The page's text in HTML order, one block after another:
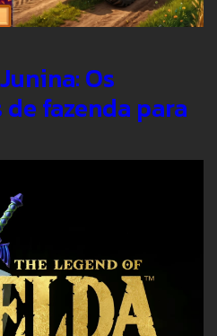
Os
fazenda para